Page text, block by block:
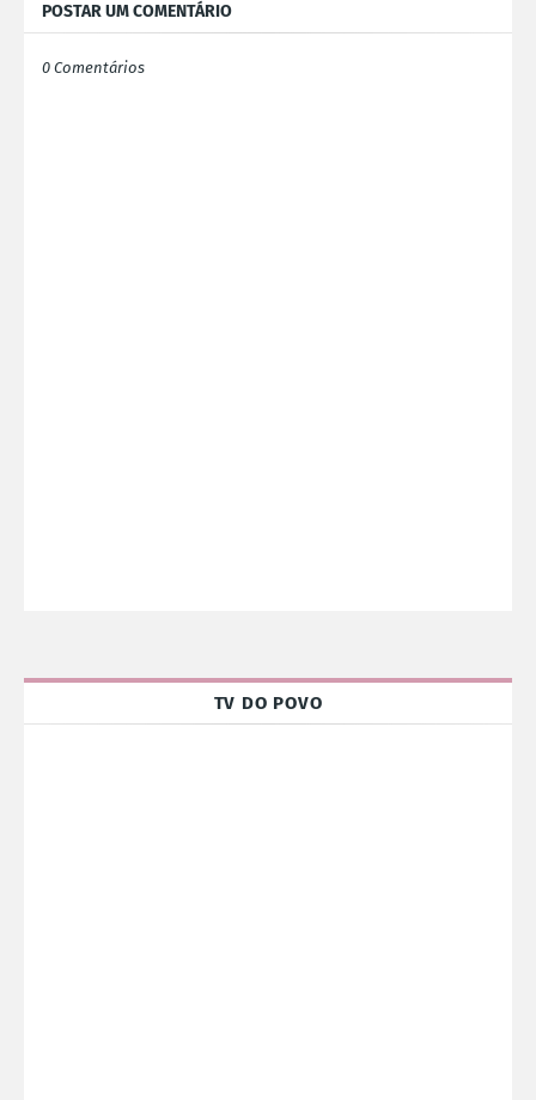
POSTAR UM COMENTÁRIO
0 Comentários
TV DO POVO